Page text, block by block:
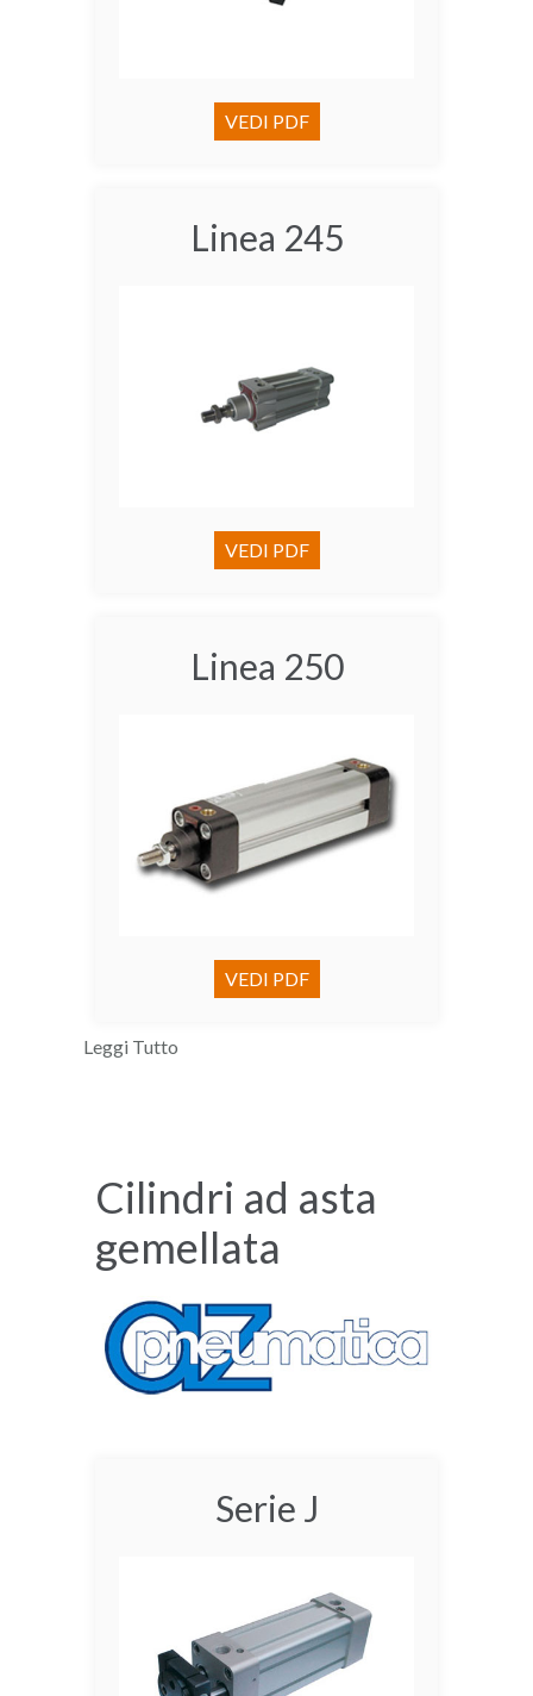
VEDI PDF
Linea 245
VEDI PDF
Linea 250
VEDI PDF
Leggi Tutto
Cilindri ad asta
gemellata
Serie J